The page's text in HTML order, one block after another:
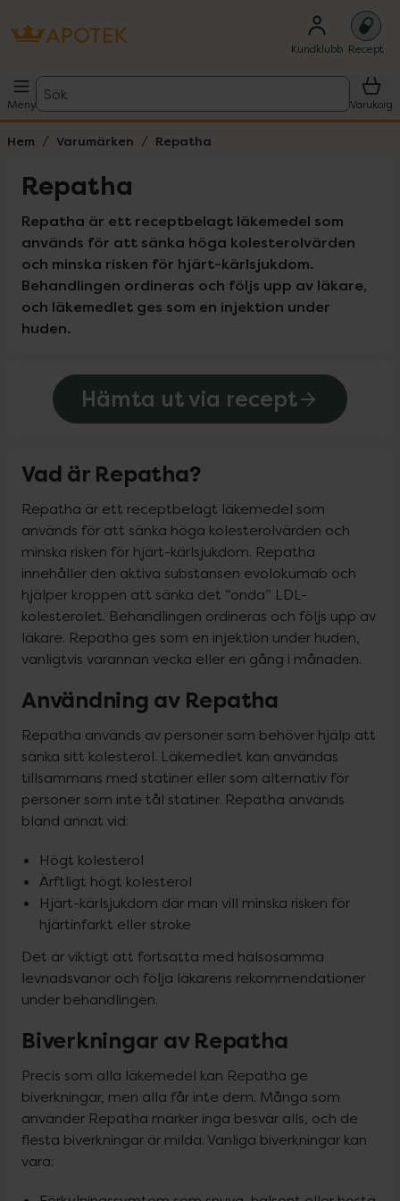
Kundklubb Recept
Meny
Sök
Varukorg
Hem Varumärken Repatha
Repatha
Repatha är ett receptbelagt läkemedel som
används för att sänka höga kolesterolvärden
och minska risken för hjärt-kärlsjukdom.
Behandlingen ordineras och följs upp av läkare,
och läkemedlet ges som en injektion under
huden.
Hämta ut via recept
Vad är Repatha?
Repatha är ett receptbelagt läkemedel som
används för att sänka höga kolesterolvärden och
minska risken för hjärt-kärlsjukdom. Repatha
innehåller den aktiva substansen evolokumab och
hjälper kroppen att sänka det “onda” LDL-
kolesterolet. Behandlingen ordineras och följs upp av
läkare. Repatha ges som en injektion under huden,
vanligtvis varannan vecka eller en gång i månaden.
Användning av Repatha
Repatha används av personer som behöver hjälp att
sänka sitt kolesterol. Läkemedlet kan användas
tillsammans med statiner eller som alternativ för
personer som inte tål statiner. Repatha används
bland annat vid:
Högt kolesterol
Ärftligt högt kolesterol
Hjärt-kärlsjukdom där man vill minska risken för
hjärtinfarkt eller stroke
Det är viktigt att fortsätta med hälsosamma
levnadsvanor och följa läkarens rekommendationer
under behandlingen.
Biverkningar av Repatha
Precis som alla läkemedel kan Repatha ge
biverkningar, men alla får inte dem. Många som
använder Repatha märker inga besvär alls, och de
flesta biverkningar är milda. Vanliga biverkningar kan
vara: